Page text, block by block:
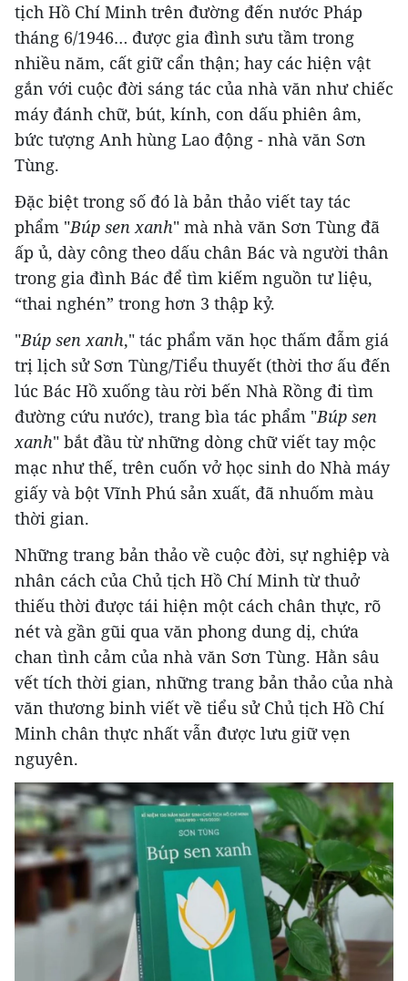
tịch Hồ Chí Minh trên đường đến nước Pháp
tháng 6/1946… được gia đình sưu tầm trong
nhiều năm, cất giữ cẩn thận; hay các hiện vật
gắn với cuộc đời sáng tác của nhà văn như chiếc
máy đánh chữ, bút, kính, con dấu phiên âm,
bức tượng Anh hùng Lao động - nhà văn Sơn
Tùng.
Đặc biệt trong số đó là bản thảo viết tay tác
phẩm "Búp sen xanh" mà nhà văn Sơn Tùng đã
ấp ủ, dày công theo dấu chân Bác và người thân
trong gia đình Bác để tìm kiếm nguồn tư liệu,
“thai nghén” trong hơn 3 thập kỷ.
"Búp sen xanh," tác phẩm văn học thấm đẫm giá
trị lịch sử Sơn Tùng/Tiểu thuyết (thời thơ ấu đến
lúc Bác Hồ xuống tàu rời bến Nhà Rồng đi tìm
đường cứu nước), trang bìa tác phẩm "Búp sen
xanh" bắt đầu từ những dòng chữ viết tay mộc
mạc như thế, trên cuốn vở học sinh do Nhà máy
giấy và bột Vĩnh Phú sản xuất, đã nhuốm màu
thời gian.
Những trang bản thảo về cuộc đời, sự nghiệp và
nhân cách của Chủ tịch Hồ Chí Minh từ thuở
thiếu thời được tái hiện một cách chân thực, rõ
nét và gần gũi qua văn phong dung dị, chứa
chan tình cảm của nhà văn Sơn Tùng. Hằn sâu
vết tích thời gian, những trang bản thảo của nhà
văn thương binh viết về tiểu sử Chủ tịch Hồ Chí
Minh chân thực nhất vẫn được lưu giữ vẹn
nguyên.